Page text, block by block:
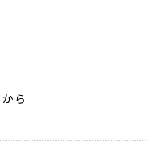
ら